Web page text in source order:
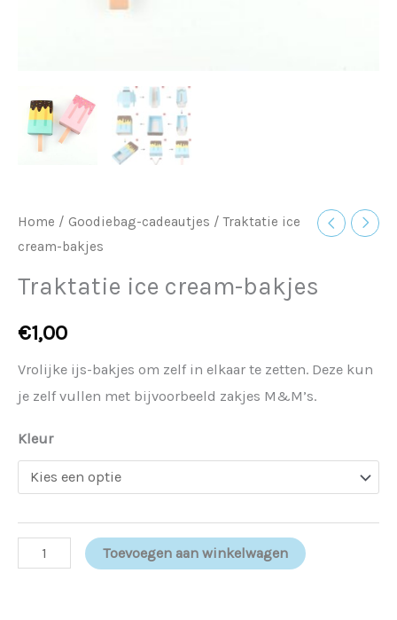
Home / Goodiebag-cadeautjes / Traktatie ice
cream-bakjes
Traktatie ice cream-bakjes
€1,00
Vrolijke ijs-bakjes om zelf in elkaar te zetten. Deze kun
je zelf vullen met bijvoorbeeld zakjes M&M’s.
Kleur
Toevoegen aan winkelwagen